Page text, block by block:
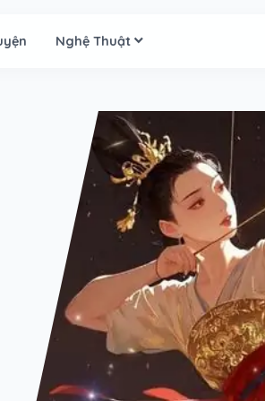
Nghệ Thuật